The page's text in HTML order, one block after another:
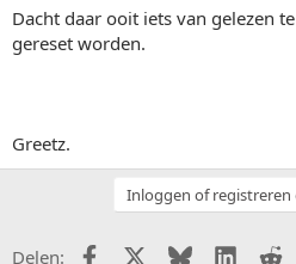
Dacht daar ooit iets van gelezen
gereset worden.
Greetz.
Inloggen of registreren
Delen: FacebookX (Twitter)
Bluesky